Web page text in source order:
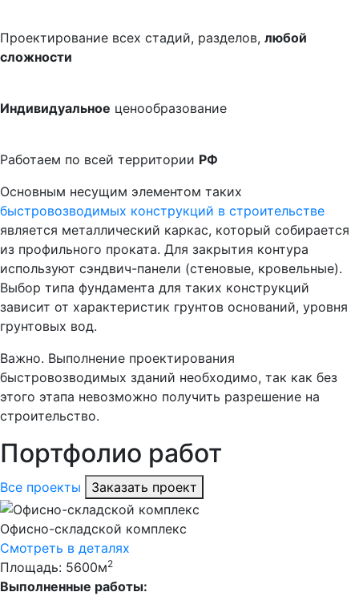
Проектирование всех стадий, разделов, любой
сложности
Индивидуальное ценообразование
Работаем по всей территории РФ
Основным несущим элементом таких
быстровозводимых конструкций в строительстве
является металлический каркас, который собирается
из профильного проката. Для закрытия контура
используют сэндвич-панели (стеновые, кровельные).
Выбор типа фундамента для таких конструкций
зависит от характеристик грунтов оснований, уровня
грунтовых вод.
Важно. Выполнение проектирования
быстровозводимых зданий необходимо, так как без
этого этапа невозможно получить разрешение на
строительство.
Портфолио работ
Все проекты Заказать проект
Офисно-складской комплекс
Смотреть в деталях
Площадь: 5600м2
Выполненные работы: